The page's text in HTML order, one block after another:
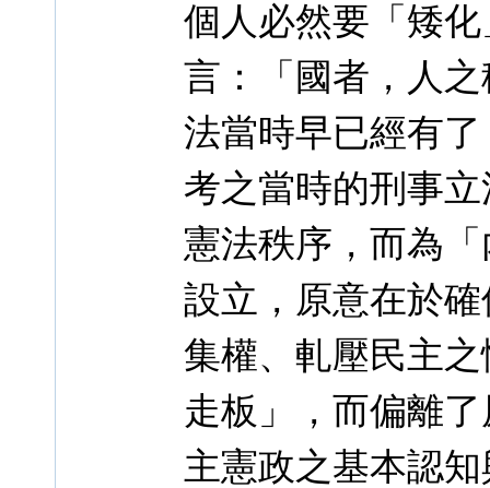
個人必然要「矮
言：「國者，人
法當時早已經有
考之當時的刑事
憲法秩序，而為
設立，原意在於
集權、軋壓民主
走板」，而偏離
主憲政之基本認